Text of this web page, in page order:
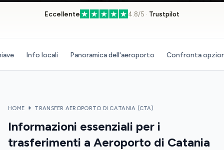
Eccellente 4.8/5 · Trustpilot
Info locali Panoramica dell'aeroporto Confronta
HOME TRANSFER AEROPORTO DI CATANIA (CTA)
Informazioni essenziali per i
trasferimenti a Aeroporto di Catania